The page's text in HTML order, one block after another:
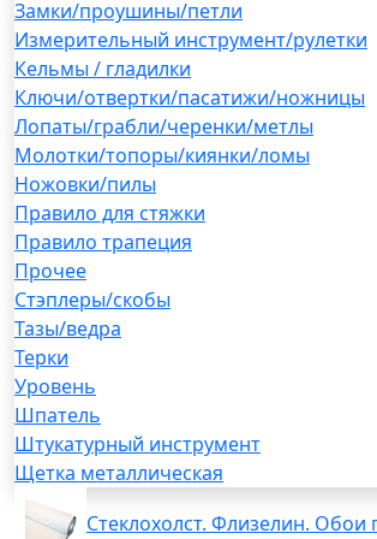
Замки/проушины/петли
Измерительный инструмент/рулетки
Кельмы / гладилки
Ключи/отвертки/пасатижи/ножницы
Лопаты/грабли/черенки/метлы
Молотки/топоры/киянки/ломы
Ножовки/пилы
Правило для стяжки
Правило трапеция
Прочее
Стэплеры/скобы
Тазы/ведра
Терки
Уровень
Шпатель
Штукатурный инструмент
Щетка металлическая
Стеклохолст. Флизелин. Обои